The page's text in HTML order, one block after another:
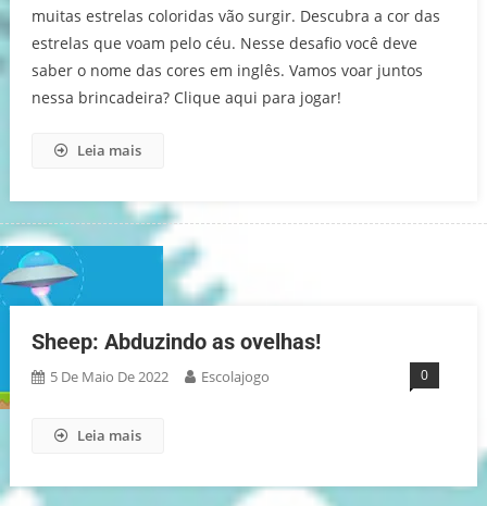
muitas estrelas coloridas vão surgir. Descubra a cor das
estrelas que voam pelo céu. Nesse desafio você deve
saber o nome das cores em inglês. Vamos voar juntos
nessa brincadeira? Clique aqui para jogar!
Leia mais
Sheep: Abduzindo as ovelhas!
5 De Maio De 2022 Escolajogo 0
Leia mais